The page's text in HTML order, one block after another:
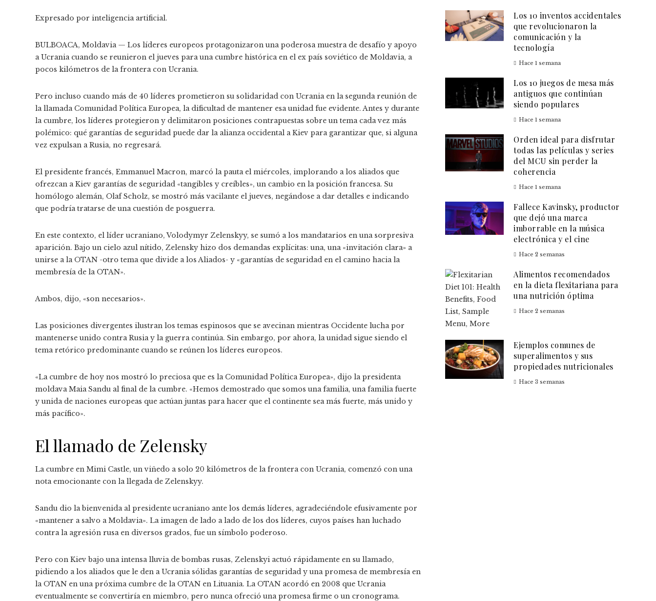
Expresado por inteligencia artificial.
BULBOACA, Moldavia — Los líderes europeos protagonizaron una poderosa muestra de desafío y apoyo
a Ucrania cuando se reunieron el jueves para una cumbre histórica en el ex país soviético de Moldavia, a
pocos kilómetros de la frontera con Ucrania.
Pero incluso cuando más de 40 líderes prometieron su solidaridad con Ucrania en la segunda reunión de
la llamada Comunidad Política Europea, la dificultad de mantener esa unidad fue evidente. Antes y durante
la cumbre, los líderes protegieron y delimitaron posiciones contrapuestas sobre un tema cada vez más
polémico: qué garantías de seguridad puede dar la alianza occidental a Kiev para garantizar que, si alguna
vez expulsan a Rusia, no regresará.
El presidente francés, Emmanuel Macron, marcó la pauta el miércoles, implorando a los aliados que
ofrezcan a Kiev garantías de seguridad «tangibles y creíbles», un cambio en la posición francesa. Su
homólogo alemán, Olaf Scholz, se mostró más vacilante el jueves, negándose a dar detalles e indicando
que podría tratarse de una cuestión de posguerra.
En este contexto, el líder ucraniano, Volodymyr Zelenskyy, se sumó a los mandatarios en una sorpresiva
aparición. Bajo un cielo azul nítido, Zelensky hizo dos demandas explícitas: una, una «invitación clara» a
unirse a la OTAN -otro tema que divide a los Aliados- y «garantías de seguridad en el camino hacia la
membresía de la OTAN».
Ambos, dijo, «son necesarios».
Las posiciones divergentes ilustran los temas espinosos que se avecinan mientras Occidente lucha por
mantenerse unido contra Rusia y la guerra continúa. Sin embargo, por ahora, la unidad sigue siendo el
tema retórico predominante cuando se reúnen los líderes europeos.
«La cumbre de hoy nos mostró lo preciosa que es la Comunidad Política Europea», dijo la presidenta
moldava Maia Sandu al final de la cumbre. «Hemos demostrado que somos una familia, una familia fuerte
y unida de naciones europeas que actúan juntas para hacer que el continente sea más fuerte, más unido y
más pacífico».
El llamado de Zelensky
La cumbre en Mimi Castle, un viñedo a solo 20 kilómetros de la frontera con Ucrania, comenzó con una
nota emocionante con la llegada de Zelenskyy.
Sandu dio la bienvenida al presidente ucraniano ante los demás líderes, agradeciéndole efusivamente por
«mantener a salvo a Moldavia». La imagen de lado a lado de los dos líderes, cuyos países han luchado
contra la agresión rusa en diversos grados, fue un símbolo poderoso.
Pero con Kiev bajo una intensa lluvia de bombas rusas, Zelenskyi actuó rápidamente en su llamado,
pidiendo a los aliados que le den a Ucrania sólidas garantías de seguridad y una promesa de membresía en
la OTAN en una próxima cumbre de la OTAN en Lituania. La OTAN acordó en 2008 que Ucrania
eventualmente se convertiría en miembro, pero nunca ofreció una promesa firme o un cronograma.
Los 10 inventos accidentales
que revolucionaron la
comunicación y la
tecnología
Hace 1 semana
Los 10 juegos de mesa más
antiguos que continúan
siendo populares
Hace 1 semana
Orden ideal para disfrutar
todas las películas y series
del MCU sin perder la
coherencia
Hace 1 semana
Fallece Kavinsky, productor
que dejó una marca
imborrable en la música
electrónica y el cine
Hace 2 semanas
Alimentos recomendados
en la dieta flexitariana para
una nutrición óptima
Hace 2 semanas
Ejemplos comunes de
superalimentos y sus
propiedades nutricionales
Hace 3 semanas